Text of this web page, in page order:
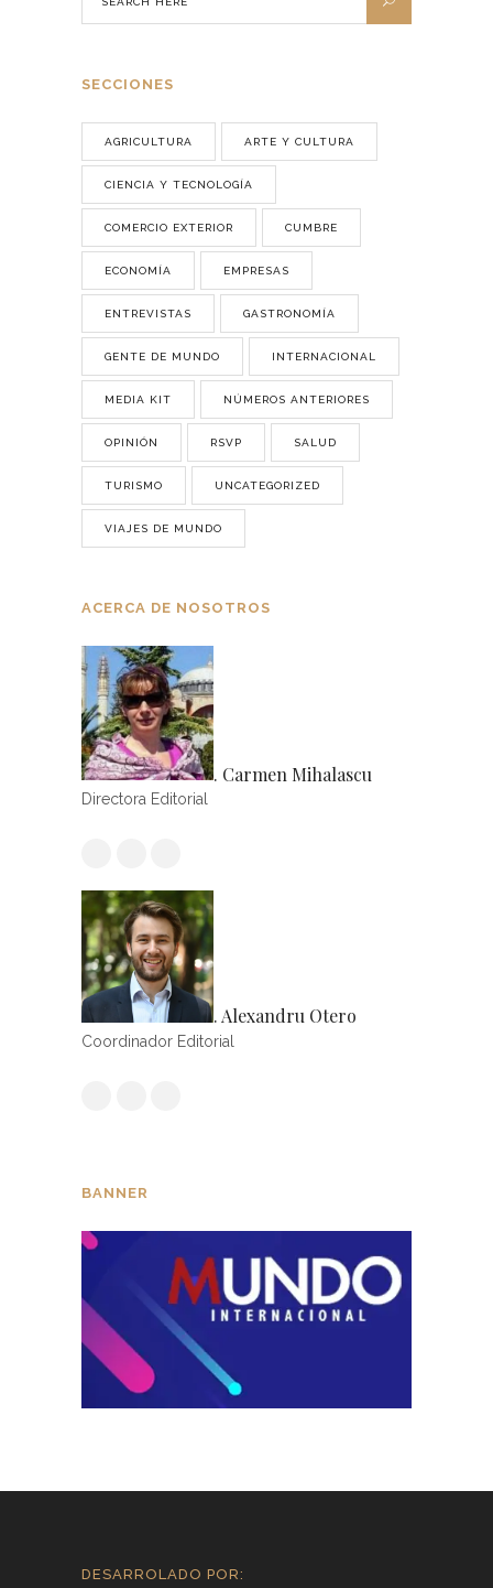
SECCIONES
AGRICULTURA ARTE Y CULTURA
CIENCIA Y TECNOLOGÍA
COMERCIO EXTERIOR CUMBRE
ECONOMÍA EMPRESAS
ENTREVISTAS GASTRONOMÍA
GENTE DE MUNDO INTERNACIONAL
MEDIA KIT NÚMEROS ANTERIORES
OPINIÓN RSVP SALUD
TURISMO UNCATEGORIZED
VIAJES DE MUNDO
ACERCA DE NOSOTROS
. Carmen Mihalascu
Directora Editorial
. Alexandru Otero
Coordinador Editorial
BANNER
DESARROLADO POR: